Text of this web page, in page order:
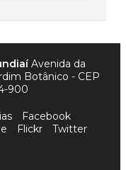
Avenida da
Botânico - CEP
900
Facebook
Flickr Twitter